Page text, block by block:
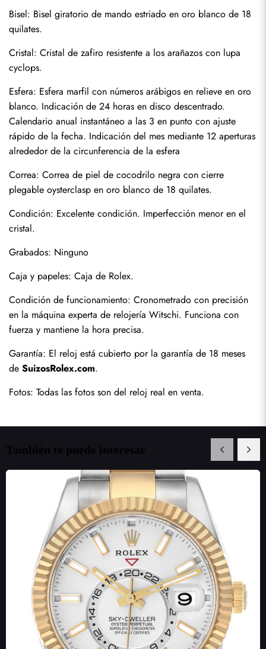
Bisel: Bisel giratorio de mando estriado en oro blanco de 18
quilates.
Cristal: Cristal de zafiro resistente a los arañazos con lupa
cyclops.
Esfera: Esfera marfil con números arábigos en relieve en oro
blanco. Indicación de 24 horas en disco descentrado.
Calendario anual instantáneo a las 3 en punto con ajuste
rápido de la fecha. Indicación del mes mediante 12 aperturas
alrededor de la circunferencia de la esfera
Correa: Correa de piel de cocodrilo negra con cierre
plegable oysterclasp en oro blanco de 18 quilates.
Condición: Excelente condición. Imperfección menor en el
cristal.
Grabados: Ninguno
Caja y papeles: Caja de Rolex.
Condición de funcionamiento: Cronometrado con precisión
en la máquina experta de relojería Witschi. Funciona con
fuerza y mantiene la hora precisa.
Garantía: El reloj está cubierto por la garantía de 18 meses
de SuizosRolex.com.
Fotos: Todas las fotos son del reloj real en venta.
También te puede interesar